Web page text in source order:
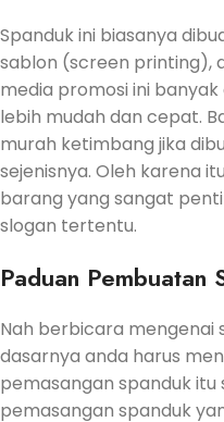
Spanduk ini biasanya
sablon (screen printing),
media promosi ini
lebih mudah dan cepat.
murah ketimbang jika
sejenisnya. Oleh karena
barang yang sangat
slogan tertentu.
Paduan Pembuatan
Nah berbicara mengenai
dasarnya anda harus
pemasangan spanduk itu
pemasangan spanduk